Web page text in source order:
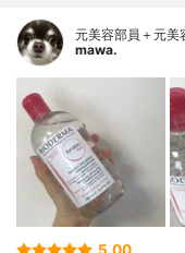
元美容部員＋元美
mawa.